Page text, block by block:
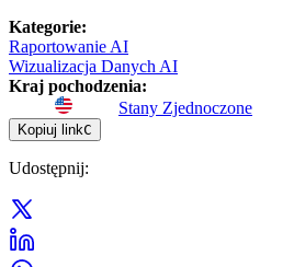
Kategorie:
Raportowanie AI
Wizualizacja Danych AI
Kraj pochodzenia:
Stany Zjednoczone
Kopiuj linkC
Udostępnij: